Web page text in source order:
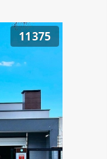
11375